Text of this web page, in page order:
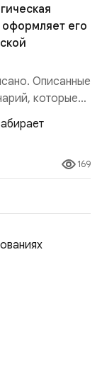
его
Описанные
которые
ключевые
1. Новые
и Оман
—
за
169